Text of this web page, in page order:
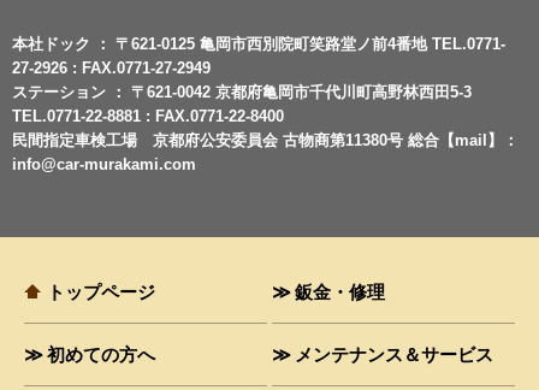
本社ドック ： 〒621-0125 亀岡市西別院町笑路堂ノ前4番地 TEL.0771-
27-2926 : FAX.0771-27-2949
ステーション ： 〒621-0042 京都府亀岡市千代川町高野林西田5-3
TEL.0771-22-8881 : FAX.0771-22-8400
民間指定車検工場 京都府公安委員会 古物商第11380号 総合【mail】：
info@car-murakami.com
トップページ
初めての方へ
鈑金・修理
メンテナンス＆サービス